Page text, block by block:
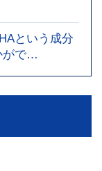
という成分
がで…